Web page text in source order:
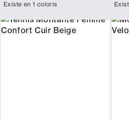
Existe en 1 coloris